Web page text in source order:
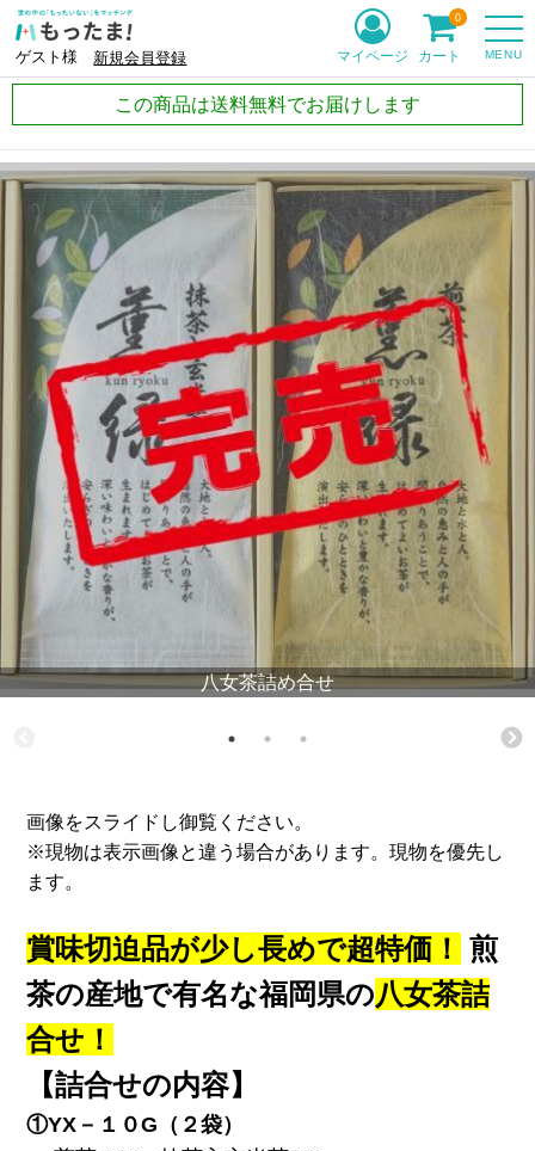
ゲスト様 新規会員登録 MENU
マイページ カート
0
この商品は送料無料でお届けします
八女茶詰め合せ
画像をスライドし御覧ください。
※現物は表示画像と違う場合があります。現物を優先し
ます。
賞味切迫品が少し長めで超特価！ 煎
茶の産地で有名な福岡県の八女茶詰
合せ！
【詰合せの内容】
①YX－１０G（２袋）